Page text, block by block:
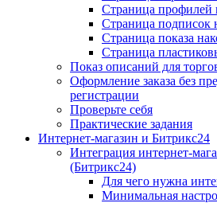
Страница профилей
Страница подписок
Страница показа
Страница
Показ описаний для
Оформление заказа без
регистрации
Проверьте себя
Практические задания
Интернет-магазин и Битрикс24
Интеграция интернет-
(Битрикс24)
Для чего нужна
Минимальная